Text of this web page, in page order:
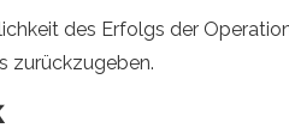
des Erfolgs der
zurückzugeben.